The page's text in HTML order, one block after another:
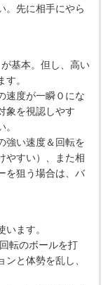
。先に相手にやら
基本。但し、高い
。
速度が一瞬０にな
象を視認しやす
強い速度＆回転を
やすい）、また相
を狙う場合は、バ
ます。
転のボールを打
と体勢を乱し、